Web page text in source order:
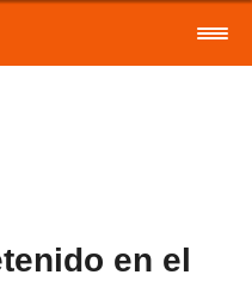
en el